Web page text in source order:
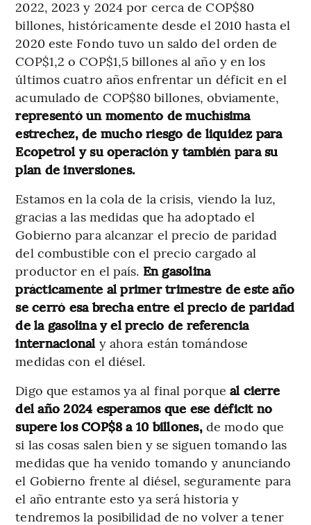
2022, 2023 y 2024 por cerca de COP$80
billones, históricamente desde el 2010 hasta el
2020 este Fondo tuvo un saldo del orden de
COP$1,2 o COP$1,5 billones al año y en los
últimos cuatro años enfrentar un déficit en el
acumulado de COP$80 billones, obviamente,
representó un momento de muchísima
estrechez, de mucho riesgo de liquidez para
Ecopetrol y su operación y también para su
plan de inversiones.
Estamos en la cola de la crisis, viendo la luz,
gracias a las medidas que ha adoptado el
Gobierno para alcanzar el precio de paridad
del combustible con el precio cargado al
productor en el país. En gasolina
prácticamente al primer trimestre de este año
se cerró esa brecha entre el precio de paridad
de la gasolina y el precio de referencia
internacional y ahora están tomándose
medidas con el diésel.
Digo que estamos ya al final porque al cierre
del año 2024 esperamos que ese déficit no
supere los COP$8 a 10 billones,de modo que
si las cosas salen bien y se siguen tomando las
medidas que ha venido tomando y anunciando
el Gobierno frente al diésel, seguramente para
el año entrante esto ya será historia y
tendremos la posibilidad de no volver a tener